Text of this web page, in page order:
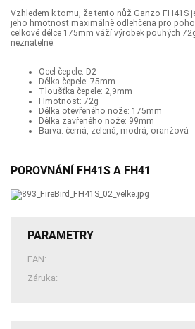
Vzhledem k tomu, že tento nůž Ganzo FH41S
jeho hmotnost maximálně odlehčena pro
celkové délce 175mm váží výrobek pouhých
neznatelné.
Ocel čepele: D2
Délka čepele: 75mm
Tloušťka čepele: 2,9mm
Hmotnost: 72g
Délka otevřeného nože: 175mm
Délka zavřeného nože: 99mm
Barva: černá, zelená, modrá, oranžová
POROVNÁNÍ FH41S A FH41
PARAMETRY
EAN:
Záruka: